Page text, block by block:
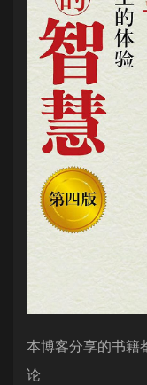
本博客分享的书籍
论